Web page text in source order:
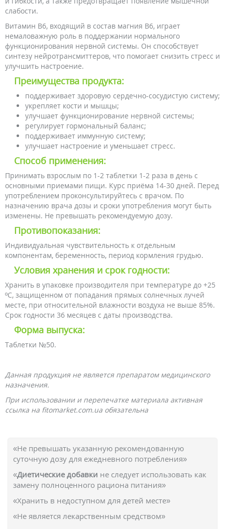
слабости.
Витамин В6, входящий в состав магния B6, играет
немаловажную роль в поддержании нормального
функционирования нервной системы. Он способствует
синтезу нейротрансмиттеров, что помогает снизить стресс и
улучшить настроение.
Преимущества продукта:
поддерживает здоровую сердечно-сосудистую систему;
укрепляет кости и мышцы;
улучшает функционирование нервной системы;
регулирует гормональный баланс;
поддерживает иммунную систему;
улучшает настроение и уменьшает стресс.
Способ применения:
Принимать взрослым по 1-2 таблетки 1-2 раза в день с
основными приемами пищи. Курс приёма 14-30 дней. Перед
употреблением проконсультируйтесь с врачом. По
назначению врача дозы и сроки употребления могут быть
изменены. Не превышать рекомендуемую дозу.
Противопоказания:
Индивидуальная чувствительность к отдельным
компонентам, беременность, период кормления грудью.
Условия хранения и срок годности:
Хранить в упаковке производителя при температуре до +25
ºС, защищенном от попадания прямых солнечных лучей
месте, при относительной влажности воздуха не выше 85%.
Срок годности 36 месяцев с даты производства.
Форма выпуска:
Таблетки №50.
Данная продукция не является препаратом медицинского
назначения.
При использовании и перепечатке материала активная
ссылка на fitomarket.com.ua обязательна
«Не превышать указанную рекомендованную
суточную дозу для ежедневного потребления»
«Диетические добавки не следует использовать как
замену полноценного рациона питания»
«Хранить в недоступном для детей месте»
«Не является лекарственным средством»